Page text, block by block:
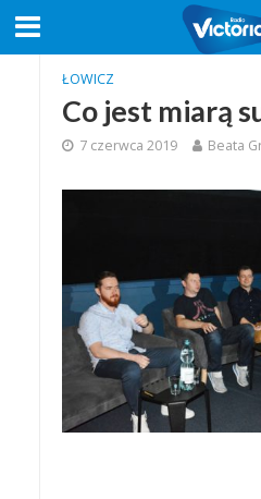
ŁOWICZ
Co jest miarą
7 czerwca 2019 Beata